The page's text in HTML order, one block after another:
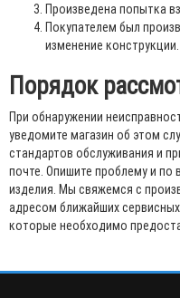
Произведена попытка
Покупателем был
изменение конструкции.
Порядок
При обнаружении
уведомите магазин об этом
стандартов обслуживания и
почте. Опишите проблему и
изделия. Мы свяжемся с
адресом ближайших
которые необходимо